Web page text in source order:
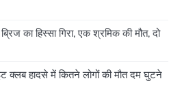
ब्रिज का हिस्सा गिरा, एक श्रमिक की मौत, दो
क्लब हादसे में कितने लोगों की मौत दम घुटने